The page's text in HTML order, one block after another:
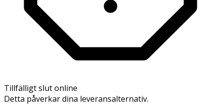
Tillfälligt slut online
Detta påverkar dina leveransalternativ.